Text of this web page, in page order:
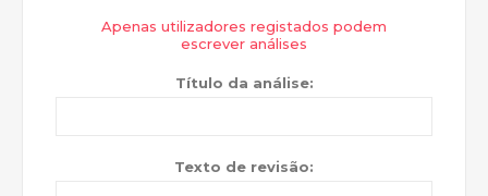
Apenas utilizadores registados podem
escrever análises
Título da análise:
Texto de revisão: